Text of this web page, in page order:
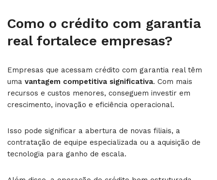
Como o crédito com garantia
real fortalece empresas?
Empresas que acessam crédito com garantia real têm
uma vantagem competitiva significativa. Com mais
recursos e custos menores, conseguem investir em
crescimento, inovação e eficiência operacional.
Isso pode significar a abertura de novas filiais, a
contratação de equipe especializada ou a aquisição de
tecnologia para ganho de escala.